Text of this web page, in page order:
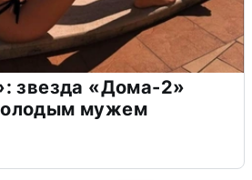
звезда «Дома-2»
мужем